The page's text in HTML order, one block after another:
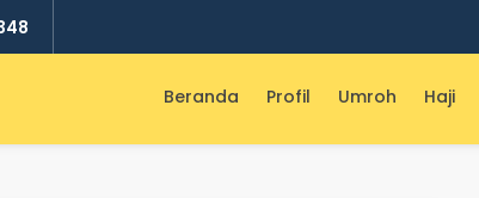
Beranda Profil Umroh Haji